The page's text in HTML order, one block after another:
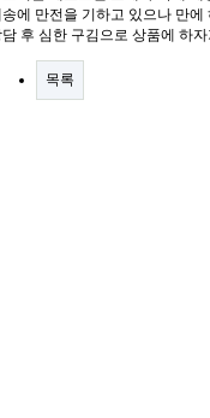
에 만전을 기하고 있으나 만
후 심한 구김으로 상품에 하
목록